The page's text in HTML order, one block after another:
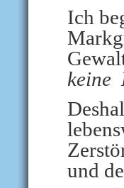
Ich
keine
und